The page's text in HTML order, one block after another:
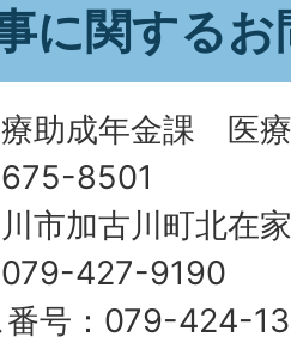
に関する
助成年金課 医
8501
市加古川町北在
079-427-9190
番号：079-424-